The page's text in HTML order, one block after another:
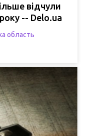
відчули
-- Delo.ua
область